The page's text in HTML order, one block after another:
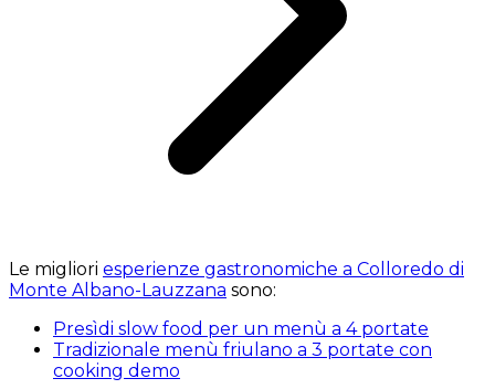
Le migliori esperienze gastronomiche a Colloredo di
Monte Albano-Lauzzana sono:
Presìdi slow food per un menù a 4 portate
Tradizionale menù friulano a 3 portate con
cooking demo